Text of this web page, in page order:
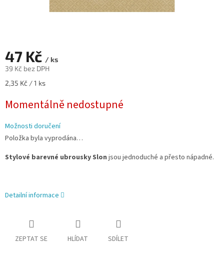
47 Kč / ks
39 Kč bez DPH
Měrná
2,35 Kč / 1 ks
Momentálně nedostupné
Možnosti doručení
Položka byla vyprodána…
Stylové barevné ubrousky Slon jsou jednoduché a přesto nápadné.
Detailní informace
ZEPTAT SE HLÍDAT SDÍLET